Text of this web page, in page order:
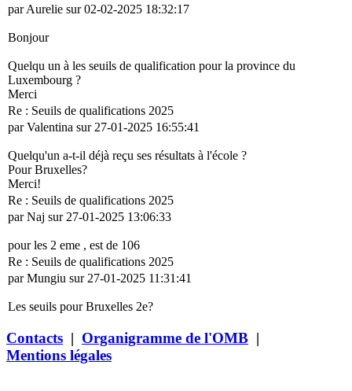
par Aurelie sur 02-02-2025 18:32:17
Bonjour
Quelqu un à les seuils de qualification pour la province du
Luxembourg ?
Merci
Re : Seuils de qualifications 2025
par Valentina sur 27-01-2025 16:55:41
Quelqu'un a-t-il déjà reçu ses résultats à l'école ?
Pour Bruxelles?
Merci!
Re : Seuils de qualifications 2025
par Naj sur 27-01-2025 13:06:33
pour les 2 eme , est de 106
Re : Seuils de qualifications 2025
par Mungiu sur 27-01-2025 11:31:41
Les seuils pour Bruxelles 2e?
Contacts | Organigramme de l'OMB |
Mentions légales